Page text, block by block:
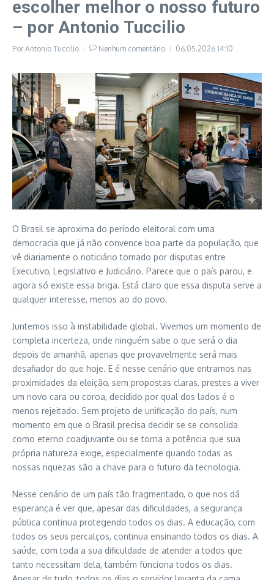
escolher melhor o nosso futuro
– por Antonio Tuccilio
PorAntonio Tuccilio Nenhum comentário 06.05.2026 14:10
O Brasil se aproxima do período eleitoral com uma
democracia que já não convence boa parte da população, que
vê diariamente o noticiário tomado por disputas entre
Executivo, Legislativo e Judiciário. Parece que o país parou, e
agora só existe essa briga. Está claro que essa disputa serve a
qualquer interesse, menos ao do povo.
Juntemos isso à instabilidade global. Vivemos um momento de
completa incerteza, onde ninguém sabe o que será o dia
depois de amanhã, apenas que provavelmente será mais
desafiador do que hoje. E é nesse cenário que entramos nas
proximidades da eleição, sem propostas claras, prestes a viver
um novo cara ou coroa, decidido por qual dos lados é o
menos rejeitado. Sem projeto de unificação do país, num
momento em que o Brasil precisa decidir se se consolida
como eterno coadjuvante ou se torna a potência que sua
própria natureza exige, especialmente quando todas as
nossas riquezas são a chave para o futuro da tecnologia.
Nesse cenário de um país tão fragmentado, o que nos dá
esperança é ver que, apesar das dificuldades, a segurança
pública continua protegendo todos os dias. A educação, com
todos os seus percalços, continua ensinando todos os dias. A
saúde, com toda a sua dificuldade de atender a todos que
tanto necessitam dela, também funciona todos os dias.